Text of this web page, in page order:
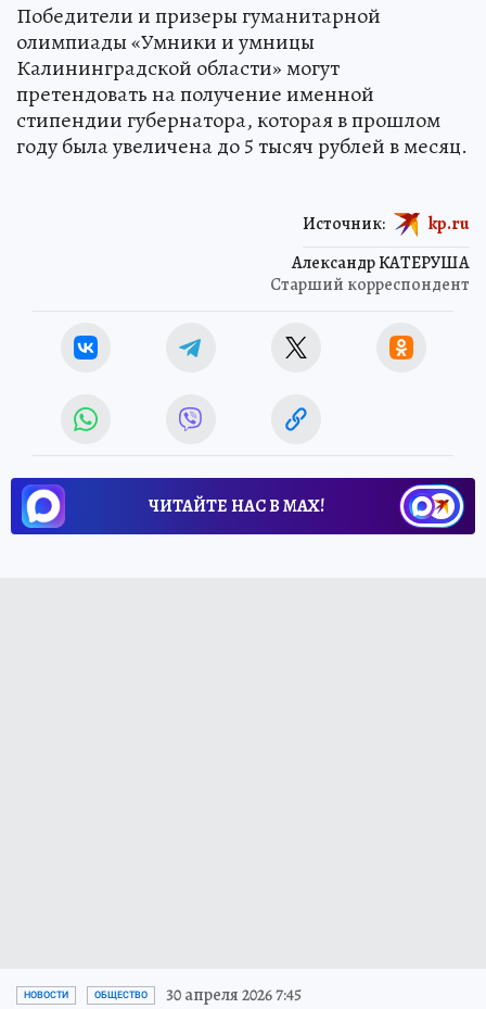
Победители и призеры гуманитарной
олимпиады «Умники и умницы
Калининградской области» могут
претендовать на получение именной
стипендии губернатора, которая в прошлом
году была увеличена до 5 тысяч рублей в месяц.
Александр КАТЕРУША
Старший корреспондент
Источник: kp.ru
ЧИТАЙТЕ НАС В МАХ!
НОВОСТИ ОБЩЕСТВО 30 апреля 2026 7:45